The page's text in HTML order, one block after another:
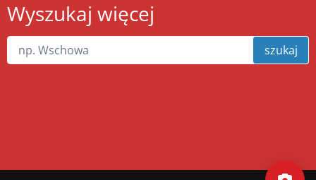
Wyszukaj więcej
szukaj